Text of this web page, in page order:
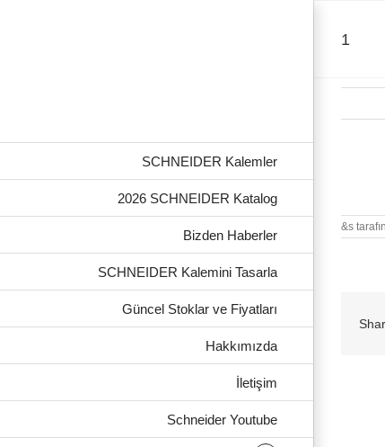
SCHNEIDER Kalemler
2026 SCHNEIDER Katalog
Bizden Haberler
SCHNEIDER Kalemini Tasarla
Güncel Stoklar ve Fiyatları
Hakkımızda
İletişim
Schneider Youtube
1
&s